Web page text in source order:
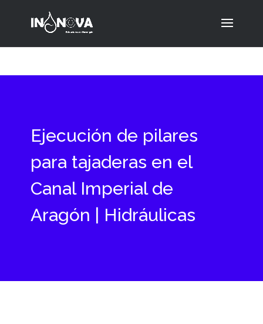
Ejecución de pilares
para tajaderas en el
Canal Imperial de
Aragón | Hidráulicas